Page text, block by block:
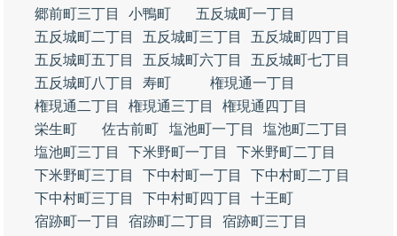
郷前町三丁目
小鴨町
五反城町一丁目
五反城町二丁目
五反城町三丁目
五反城町四丁目
五反城町五丁目
五反城町六丁目
五反城町七丁目
五反城町八丁目
寿町
権現通一丁目
権現通二丁目
権現通三丁目
権現通四丁目
栄生町
佐古前町 塩池町一丁目
塩池町二丁目
塩池町三丁目
下米野町一丁目
下米野町二丁目
下米野町三丁目
下中村町一丁目
下中村町二丁目
下中村町三丁目
下中村町四丁目
十王町
宿跡町一丁目
宿跡町二丁目
宿跡町三丁目